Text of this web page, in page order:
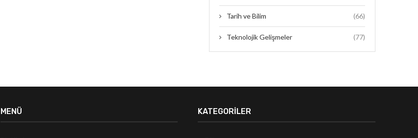
Tarih ve Bilim (66)
Teknolojik Gelişmeler (77)
MENÜ KATEGORILER